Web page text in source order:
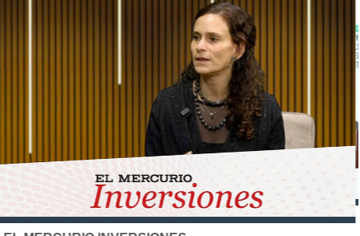
SANTO TOMÁS